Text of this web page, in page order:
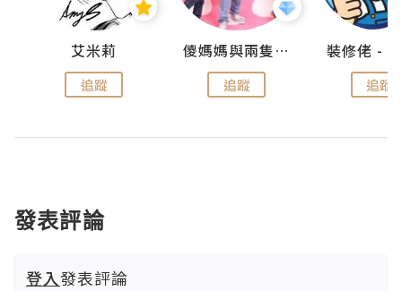
艾米莉
追蹤
儍媽媽與兩隻小魔怪之家
追蹤 追蹤
發表評論
登入發表評論